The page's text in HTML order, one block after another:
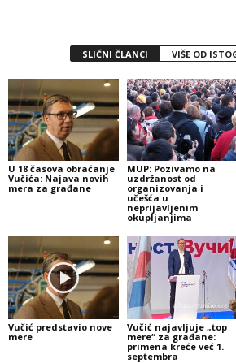
SLIČNI ČLANCI VIŠE OD
U 18 časova obraćanje
Vučića: Najava novih
mera za građane
MUP: Pozivamo na
uzdržanost od
organizovanja i
učešća u
neprijavljenim
okupljanjima
Vučić predstavio nove
mere
Vučić najavljuje „top
mere“ za građane:
primena kreće već 1.
septembra